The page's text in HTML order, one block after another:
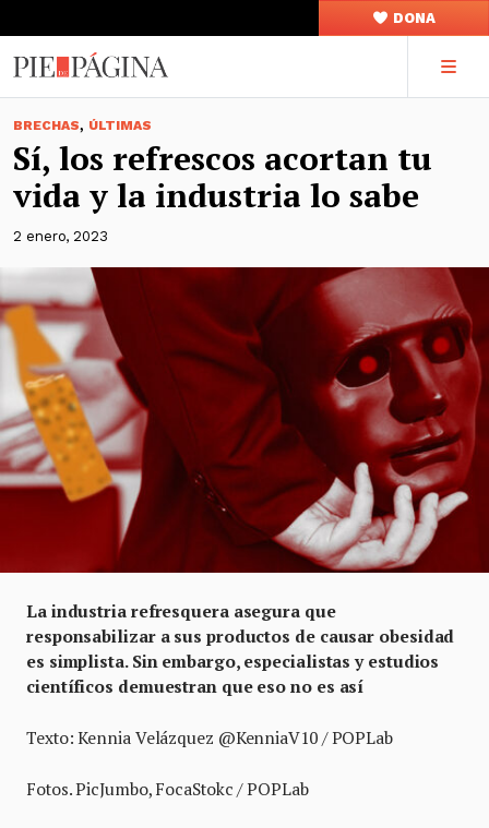
DONA
BRECHAS, ÚLTIMAS
Sí, los refrescos acortan tu
vida y la industria lo sabe
2 enero, 2023
La industria refresquera asegura que
responsabilizar a sus productos de causar obesidad
es simplista. Sin embargo, especialistas y estudios
científicos demuestran que eso no es así
Texto: Kennia Velázquez @KenniaV10 / POPLab
Fotos. PicJumbo, FocaStokc / POPLab